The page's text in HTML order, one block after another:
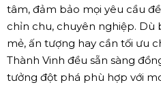
tâm, đảm bảo mọi yêu cầu
chỉn chu, chuyên nghiệp. Dù
mẻ, ấn tượng hay cần tối ưu
Thành Vinh đều sẵn sàng
tưởng đột phá phù hợp với